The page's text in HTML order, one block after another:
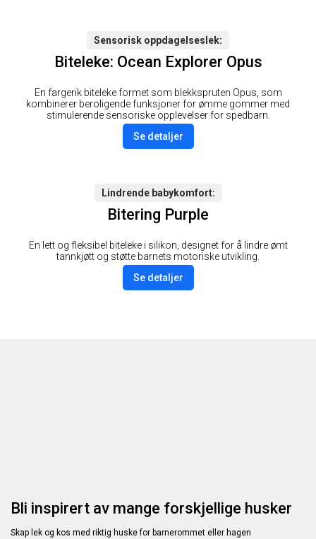
Sensorisk oppdagelseslek
Biteleke: Ocean Explorer Opus
En fargerik biteleke formet som blekkspruten Opus, som
kombinerer beroligende funksjoner for ømme gommer med
stimulerende sensoriske opplevelser for spedbarn.
Se detaljer
Lindrende babykomfort
Bitering Purple
En lett og fleksibel biteleke i silikon, designet for å lindre ømt
tannkjøtt og støtte barnets motoriske utvikling.
Se detaljer
Bli inspirert av mange forskjellige husker
Skap lek og kos med riktig huske for barnerommet eller hagen